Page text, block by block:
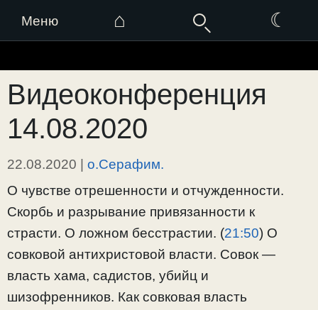
Меню ⌂ ☾
к
содержимому
Видеоконференция
14.08.2020
22.08.2020 | о.Серафим.
О чувстве отрешенности и отчужденности.
Скорбь и разрывание привязанности к
страсти. О ложном бесстрастии. (21:50) О
совковой антихристовой власти. Совок —
власть хама, садистов, убийц и
шизофренников. Как совковая власть